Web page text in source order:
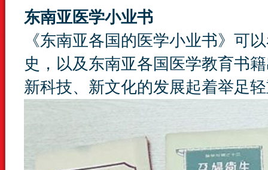
东南亚医学小业书
《东南亚各国的医学小业书》可
史，以及东南亚各国医学教育书
新科技、新文化的发展起着举足